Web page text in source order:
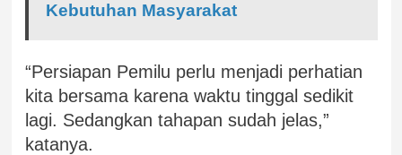
Kebutuhan Masyarakat
“Persiapan Pemilu perlu menjadi perhatian
kita bersama karena waktu tinggal sedikit
lagi. Sedangkan tahapan sudah jelas,”
katanya.